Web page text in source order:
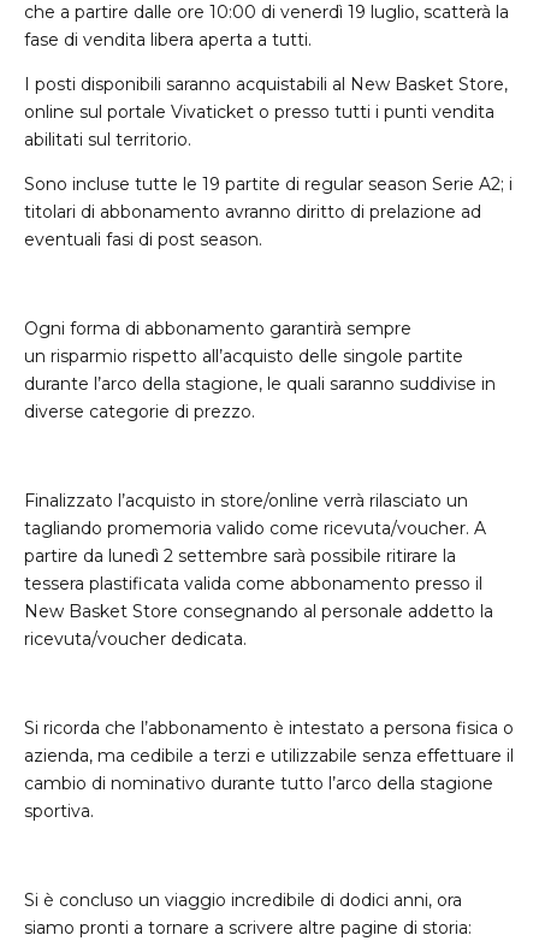
che a partire dalle ore 10:00 di venerdì 19 luglio, scatterà la
fase di vendita libera aperta a tutti.
I posti disponibili saranno acquistabili al New Basket Store,
online sul portale Vivaticket o presso tutti i punti vendita
abilitati sul territorio.
Sono incluse tutte le 19 partite di regular season Serie A2; i
titolari di abbonamento avranno diritto di prelazione ad
eventuali fasi di post season.
Ogni forma di abbonamento garantirà sempre
un risparmio rispetto all’acquisto delle singole partite
durante l’arco della stagione, le quali saranno suddivise in
diverse categorie di prezzo.
Finalizzato l’acquisto in store/online verrà rilasciato un
tagliando promemoria valido come ricevuta/voucher. A
partire da lunedì 2 settembre sarà possibile ritirare la
tessera plastificata valida come abbonamento presso il
New Basket Store consegnando al personale addetto la
ricevuta/voucher dedicata.
Si ricorda che l’abbonamento è intestato a persona fisica o
azienda, ma cedibile a terzi e utilizzabile senza effettuare il
cambio di nominativo durante tutto l’arco della stagione
sportiva.
Si è concluso un viaggio incredibile di dodici anni, ora
siamo pronti a tornare a scrivere altre pagine di storia: